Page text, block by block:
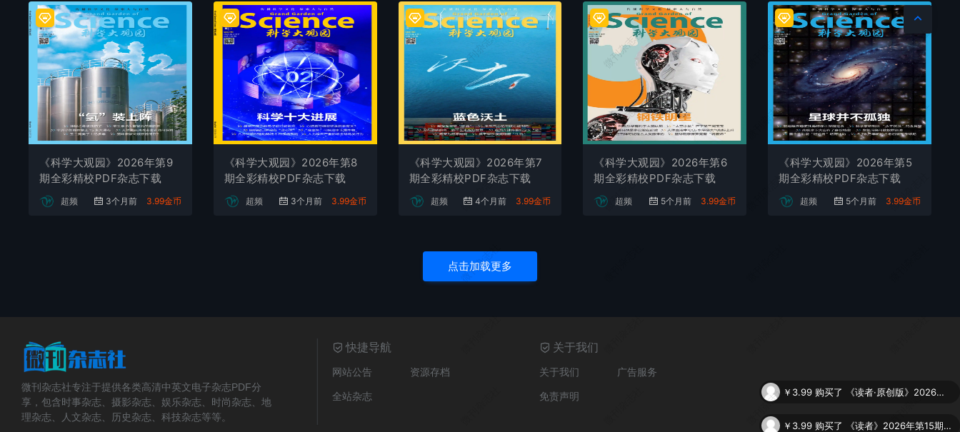
《科学大观园》2026年第9
期全彩精校PDF杂志下载
超频 3个月前 3.99金币
《科学大观园》2026年第8
期全彩精校PDF杂志下载
超频 3个月前 3.99金币
《科学大观园》2026年第7
期全彩精校PDF杂志下载
超频 4个月前 3.99金币
《科学大观园》2026年第6
期全彩精校PDF杂志下载
超频 5个月前 3.99金币
《科学大观园》2026年第5
期全彩精校PDF杂志下载
超频 5个月前 3.99金币
点击加载更多
微刊杂志社专注于提供各类高清中英文电子杂志PDF分
享，包含时事杂志、摄影杂志、娱乐杂志、时尚杂志、地
理杂志、人文杂志、历史杂志、科技杂志等等。
快捷导航
网站公告
资源存档
全站杂志
关于我们
关于我们
广告服务
免责声明
￥3.99 购买了 《读者·原创版》2026年第7期全彩精校PDF杂志下载
￥3.99 购买了 《读者》2026年第15期全彩精校PDF杂志下载
微刊杂志社
微刊杂志社 微刊杂志社
微刊杂志社
微刊杂志社
微刊杂志社 微刊杂志社
微刊杂志社
微刊杂志社
微刊杂志社 微刊杂志社
微刊杂志社
微刊杂志社
微刊杂志社 微刊杂志社